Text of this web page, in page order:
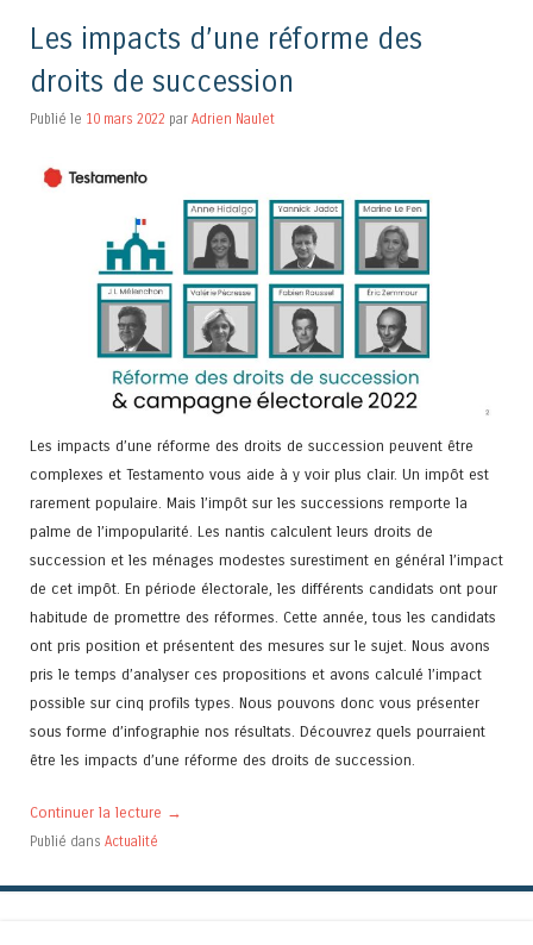
Les impacts d’une réforme des
droits de succession
Publié le 10 mars 2022 par Adrien Naulet
Les impacts d’une réforme des droits de succession peuvent être
complexes et Testamento vous aide à y voir plus clair. Un impôt est
rarement populaire. Mais l’impôt sur les successions remporte la
palme de l’impopularité. Les nantis calculent leurs droits de
succession et les ménages modestes surestiment en général l’impact
de cet impôt. En période électorale, les différents candidats ont pour
habitude de promettre des réformes. Cette année, tous les candidats
ont pris position et présentent des mesures sur le sujet. Nous avons
pris le temps d’analyser ces propositions et avons calculé l’impact
possible sur cinq profils types. Nous pouvons donc vous présenter
sous forme d’infographie nos résultats. Découvrez quels pourraient
être les impacts d’une réforme des droits de succession.
Continuer la lecture →
Publié dans Actualité